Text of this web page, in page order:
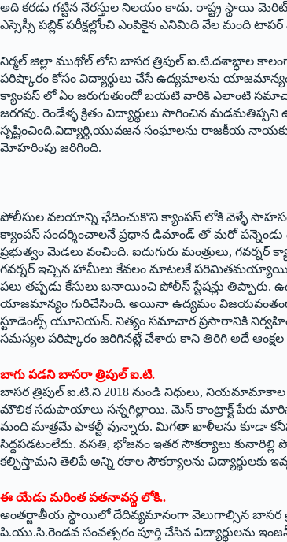
అది కరడు గట్టిన నేరస్తుల నిలయం కాదు. రాష్ట్ర స్థాయి
ఎస్సెస్సీ పబ్లిక్‌ ‌పరీక్షల్లోంచి ఎంపికైన ఎనిమిది వేల మంది
నిర్మల్‌ ‌జిల్లా ముథోల్‌ ‌లోని బాసర త్రిపుల్‌ ఐ.‌టి.దశాబ్ధాల
పరిష్కారం కోసం విద్యార్థులు చేసే ఉద్యమాలను
క్యాంపస్‌ ‌లో ఏం జరుగుతుందో బయటి వారికి ఎలాంటి
జరగవు. రెండేళ్ళ క్రితం విద్యార్థులు సాగించిన
సృష్టించింది.విద్యార్థి,యువజన సంఘాలను రాజకీయ
మోహరింపు జరిగింది.
పోలీసుల వలయాన్ని ఛేదించుకొని క్యాంపస్‌ ‌లోకి వెళ్ళే సాహసం
‌క్యాంపస్‌ ‌సందర్శించాలనే ప్రధాన డిమాండ్‌ ‌తో మరో
ప్రభుత్వం మెడలు వంచింది. ఐదుగురు మంత్రులు,
గవర్నర్‌ ఇచ్చిన హామీలు కేవలం మాటలకే
పలు తప్పడు కేసులు బనాయించి పోలీస్‌ ‌స్టేషన్లు తిప్పారు.
‌యాజమాన్యం గురిచేసింది. అయినా ఉద్యమం విజయవంతంగా
స్టూడెంట్స్ ‌యూనియన్‌. ‌నిత్యం సమాచార ప్రసారానికి
సమస్యల పరిష్కారం జరిగినట్లే చేశారు కాని తిరిగి అదే ఆంక్షల
బాగు పడని బాసరా త్రిపుల్‌ ఐ.‌టి.
బాసర త్రిపుల్‌ ఐ.‌టి.ని 2018 నుండి నిధులు, నియమామాకాల
మౌలిక సదుపాయాలు సన్నగిల్లాయి. మెస్‌ ‌కాంట్రాక్ట్ ‌పేరు
మంది మాత్రమే ఫాకల్టీ వున్నారు. మిగతా ఖాళీలను కూడా
సిద్దపడటంలేదు. వసతి, భోజనం ఇతర సౌకర్యాలు
కల్పిస్తామని తెలిపే అన్ని రకాల సౌకర్యాలను విద్యార్థులకు
ఈ యేడు మరింత పతనావస్థ లోకి..
అంతర్జాతీయ స్థాయిలో దేదివ్యమానంగా వెలుగాల్సిన బాసర
పి.యు.సి.రెండవ సంవత్సరం పూర్తి చేసిన విద్యార్థులను